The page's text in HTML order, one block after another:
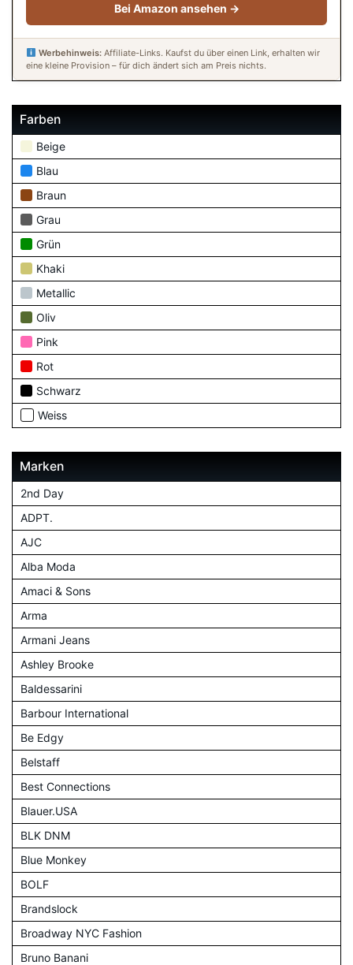
Bei Amazon ansehen →
Werbehinweis:Affiliate-Links. Kaufst du über einen Link, erhalten wir
eine kleine Provision – für dich ändert sich am Preis nichts.
Farben
Beige
Blau
Braun
Grau
Grün
Khaki
Metallic
Oliv
Pink
Rot
Schwarz
Weiss
Marken
2nd Day
ADPT.
AJC
Alba Moda
Amaci & Sons
Arma
Armani Jeans
Ashley Brooke
Baldessarini
Barbour International
Be Edgy
Belstaff
Best Connections
Blauer.USA
BLK DNM
Blue Monkey
BOLF
Brandslock
Broadway NYC Fashion
Bruno Banani